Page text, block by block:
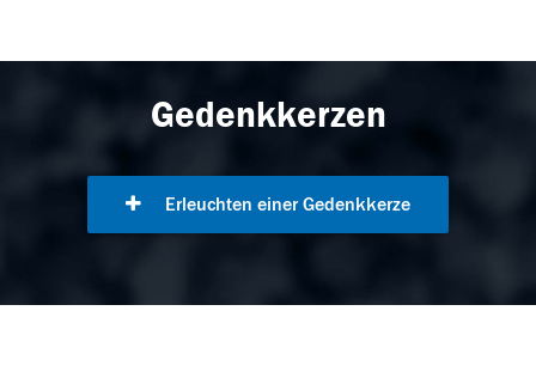
Gedenkkerzen
Erleuchten einer Gedenkkerze